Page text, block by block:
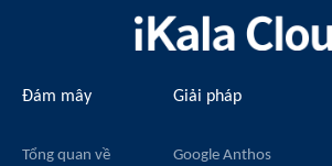
Đám mây
Tổng quan về
Giải pháp
Google Anthos